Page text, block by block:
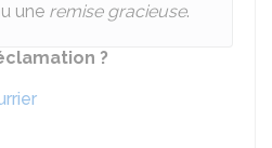
une remise gracieuse.
?